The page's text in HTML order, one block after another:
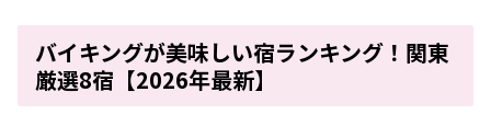
バイキングが美味しい宿ランキング！関東
厳選8宿【2026年最新】